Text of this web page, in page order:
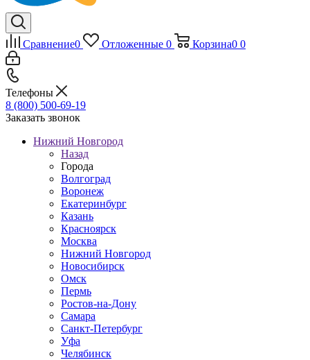
Сравнение0 Отложенные 0 Корзина0 0
Телефоны
8 (800) 500-69-19
Заказать звонок
Нижний Новгород
Назад
Города
Волгоград
Воронеж
Екатеринбург
Казань
Красноярск
Москва
Нижний Новгород
Новосибирск
Омск
Пермь
Ростов-на-Дону
Самара
Санкт-Петербург
Уфа
Челябинск